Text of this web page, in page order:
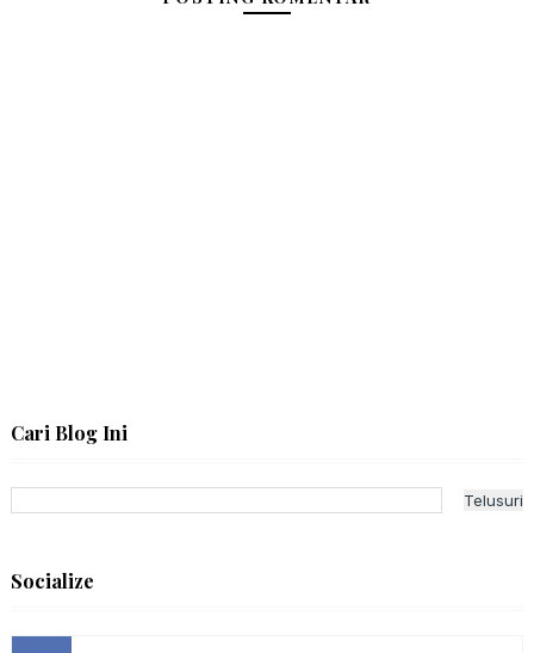
Cari Blog Ini
Socialize